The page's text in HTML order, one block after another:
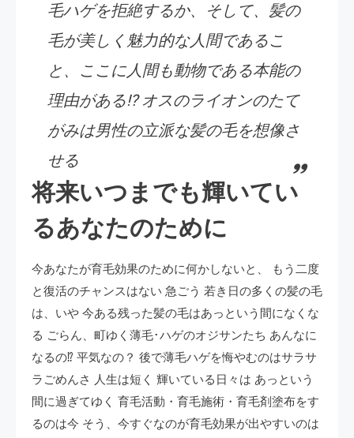
毛ハゲを拒絶するか、そして、髪の
毛が美しく魅力的な人間であるこ
と、ここに人間も動物である本能の
理由がある!? オスのライオンのたて
がみは男性の立派な髪の毛を想像さ
せる
将来いつまでも輝いてい
るあなたのために
今あなたが育毛効果のために何かしないと、 もう二度
と復活のチャンスはない 急ごう 若き日の多くの髪の毛
は、いや 今ある残った髪の毛はあっという間になくな
る ごらん、町ゆく薄毛･ハゲのオジサンたち あんなに
なるの⁉ 平気なの？ 後で薄毛ハゲを悔やむのはサラサ
ラごめんさ 人生は短く 輝いている日々は あっという
間に過ぎてゆく 育毛活動・育毛施術・育毛剤塗布をす
るのは今 そう、今すぐなのが育毛効果が出やすいのは